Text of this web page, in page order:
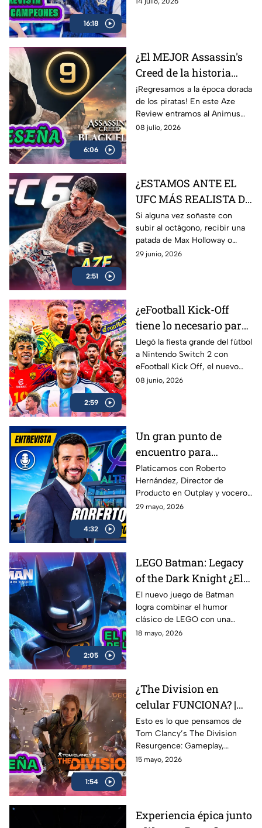
16:18
Latinoamérica.
6:06
¿El MEJOR Assassin's
Creed de la historia
regresó? 🏴‍☠️ | Reseña
Black Flag Resynced |
AZE Review
¡Regresamos a la época dorada
de los piratas! En este Aze
Review entramos al Animus
para analizar a fondo
08 julio, 2026
2:51
¿ESTAMOS ANTE EL
UFC MÁS REALISTA DE
LA HISTORIA? EA
Sports UFC 6 | AZE
Review
Si alguna vez soñaste con
subir al octágono, recibir una
patada de Max Holloway o
Islam Makhachev y sobrevivir
29 junio, 2026
2:59
¿eFootball Kick-Off
tiene lo necesario para
marcar el gol de la
temporada? | AZE
Review
Llegó la fiesta grande del fútbol
a Nintendo Switch 2 con
eFootball Kick Off, el nuevo
juego de Konami que busca
08 junio, 2026
4:32
Un gran punto de
encuentro para
conectar con más
gamers | Entrevista con
Roberto Hernández
Platicamos con Roberto
Hernández, Director de
Producto en Outplay y vocero
de Alternia, sobre el
cómo Alternia busca redefinir
el entretenimiento para las
nuevas generaciones
29 mayo, 2026
2:05
LEGO Batman: Legacy
of the Dark Knight ¿El
mejor de la franqucia? |
AZE REVIEW
El nuevo juego de Batman
logra combinar el humor
clásico de LEGO con una
aventura llena de acción,
18 mayo, 2026
1:54
¿The Division en
celular FUNCIONA? |
Probamos Tom
Clancy's The Division
Resurgence AZE
Review
Esto es lo que pensamos de
Tom Clancy’s The Division
Resurgence: Gameplay,
gráficos, combate, mundo
15 mayo, 2026
Experiencia épica junto